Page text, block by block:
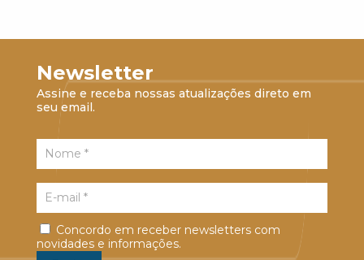
Newsletter
Assine e receba nossas atualizações direto em
seu email.
Concordo em receber newsletters com
novidades e informações.